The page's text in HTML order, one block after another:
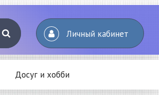
Личный кабинет
Досуг и хобби